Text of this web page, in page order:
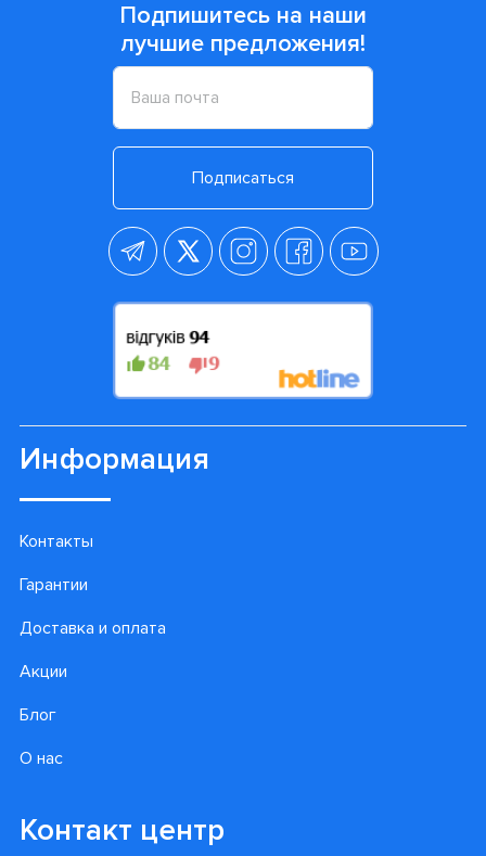
Подпишитесь на наши
лучшие предложения!
Подписаться
Информация
Контакты
Гарантии
Доставка и оплата
Акции
Блог
О нас
Контакт центр